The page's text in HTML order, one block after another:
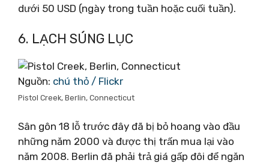
dưới 50 USD (ngày trong tuần hoặc cuối tuần).
6. LẠCH SÚNG LỤC
Nguồn: chú thỏ / Flickr
Pistol Creek, Berlin, Connecticut
Sân gôn 18 lỗ trước đây đã bị bỏ hoang vào đầu
những năm 2000 và được thị trấn mua lại vào
năm 2008. Berlin đã phải trả giá gấp đôi để ngăn